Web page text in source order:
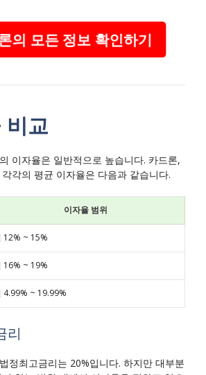
의 모든 정보 확인하기
비교
이자율은 일반적으로 높습니다. 카드론,
각의 평균 이자율은 다음과 같습니다.
이자율 범위
12% ~ 15%
16% ~ 19%
4.99% ~ 19.99%
리
정최고금리는 20%입니다. 하지만 대부분